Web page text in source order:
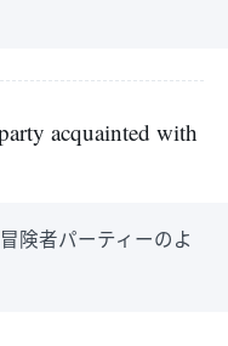
acquainted with
険者パーティーのよ